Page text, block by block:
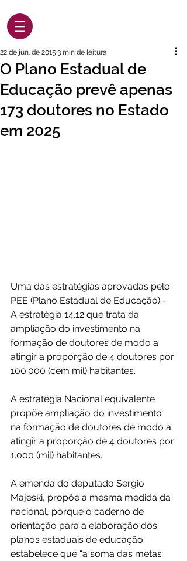
O Plano Estadual de
Educação prevê apenas
173 doutores no Estado
em 2025
22 de jun. de 2015 3 min de leitura
Uma das estratégias aprovadas pelo
PEE (Plano Estadual de Educação) -
A estratégia 14.12 que trata da
ampliação do investimento na
formação de doutores de modo a
atingir a proporção de 4 doutores por
100.000 (cem mil) habitantes.
A estratégia Nacional equivalente
propõe ampliação do investimento
na formação de doutores de modo a
atingir a proporção de 4 doutores por
1.000 (mil) habitantes.
A emenda do deputado Sergio
Majeski, propõe a mesma medida da
nacional, porque o caderno de
orientação para a elaboração dos
planos estaduais de educação
estabelece que “a soma das metas